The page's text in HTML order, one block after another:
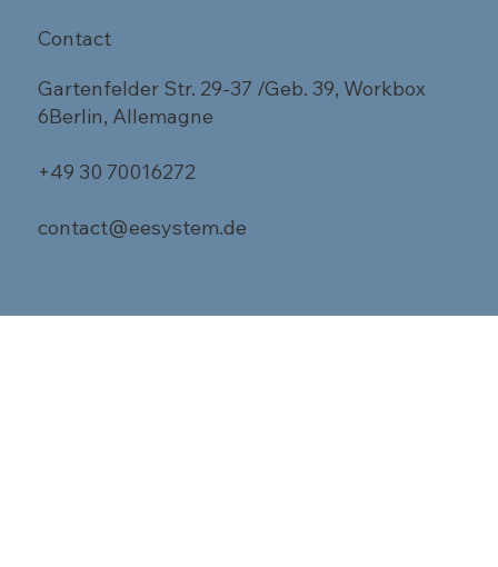
Contact
Gartenfelder Str. 29-37 /Geb. 39, Workbox
6Berlin, Allemagne
+49 30 70016272
contact@eesystem.de